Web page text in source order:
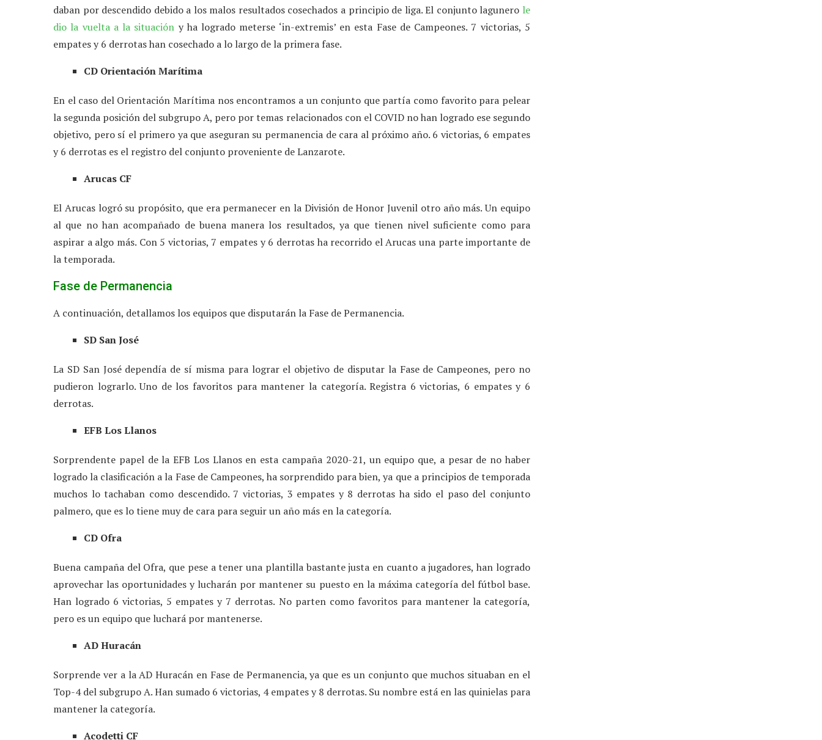
daban por descendido debido a los malos resultados cosechados a principio de liga. El conjunto lagunero le
dio la vuelta a la situación y ha logrado meterse ‘in-extremis’ en esta Fase de Campeones. 7 victorias, 5
empates y 6 derrotas han cosechado a lo largo de la primera fase.
CD Orientación Marítima
En el caso del Orientación Marítima nos encontramos a un conjunto que partía como favorito para pelear
la segunda posición del subgrupo A, pero por temas relacionados con el COVID no han logrado ese segundo
objetivo, pero sí el primero ya que aseguran su permanencia de cara al próximo año. 6 victorias, 6 empates
y 6 derrotas es el registro del conjunto proveniente de Lanzarote.
Arucas CF
El Arucas logró su propósito, que era permanecer en la División de Honor Juvenil otro año más. Un equipo
al que no han acompañado de buena manera los resultados, ya que tienen nivel suficiente como para
aspirar a algo más. Con 5 victorias, 7 empates y 6 derrotas ha recorrido el Arucas una parte importante de
la temporada.
Fase de Permanencia
A continuación, detallamos los equipos que disputarán la Fase de Permanencia.
SD San José
La SD San José dependía de sí misma para lograr el objetivo de disputar la Fase de Campeones, pero no
pudieron lograrlo. Uno de los favoritos para mantener la categoría. Registra 6 victorias, 6 empates y 6
derrotas.
EFB Los Llanos
Sorprendente papel de la EFB Los Llanos en esta campaña 2020-21, un equipo que, a pesar de no haber
logrado la clasificación a la Fase de Campeones, ha sorprendido para bien, ya que a principios de temporada
muchos lo tachaban como descendido. 7 victorias, 3 empates y 8 derrotas ha sido el paso del conjunto
palmero, que es lo tiene muy de cara para seguir un año más en la categoría.
CD Ofra
Buena campaña del Ofra, que pese a tener una plantilla bastante justa en cuanto a jugadores, han logrado
aprovechar las oportunidades y lucharán por mantener su puesto en la máxima categoría del fútbol base.
Han logrado 6 victorias, 5 empates y 7 derrotas. No parten como favoritos para mantener la categoría,
pero es un equipo que luchará por mantenerse.
AD Huracán
Sorprende ver a la AD Huracán en Fase de Permanencia, ya que es un conjunto que muchos situaban en el
Top-4 del subgrupo A. Han sumado 6 victorias, 4 empates y 8 derrotas. Su nombre está en las quinielas para
mantener la categoría.
Acodetti CF